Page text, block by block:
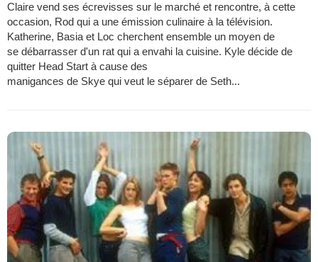
Claire vend ses écrevisses sur le marché et rencontre, à cette
occasion, Rod qui a une émission culinaire à la télévision.
Katherine, Basia et Loc cherchent ensemble un moyen de
se débarrasser d'un rat qui a envahi la cuisine. Kyle décide de
quitter Head Start à cause des
manigances de Skye qui veut le séparer de Seth...